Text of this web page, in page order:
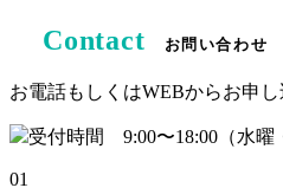
Contact お問い合わせ
お電話もしくはWEBからお申
受付時間 9:00〜18:00（水曜
01